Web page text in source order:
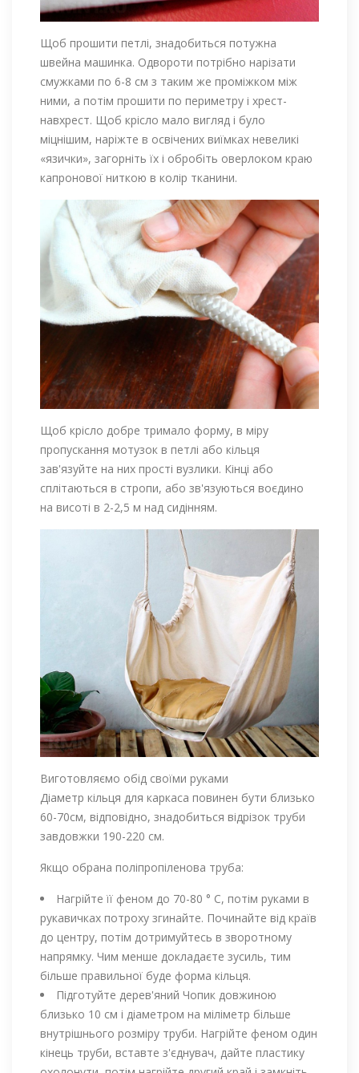
Щоб прошити петлі, знадобиться потужна
швейна машинка. Одвороти потрібно нарізати
смужками по 6-8 см з таким же проміжком між
ними, а потім прошити по периметру і хрест-
навхрест. Щоб крісло мало вигляд і було
міцнішим, наріжте в освічених виїмках невеликі
«язички», загорніть їх і обробіть оверлоком краю
капронової ниткою в колір тканини.
Щоб крісло добре тримало форму, в міру
пропускання мотузок в петлі або кільця
зав'язуйте на них прості вузлики. Кінці або
сплітаються в стропи, або зв'язуються воєдино
на висоті в 2-2,5 м над сидінням.
Виготовляємо обід своїми руками
Діаметр кільця для каркаса повинен бути близько
60-70см, відповідно, знадобиться відрізок труби
завдовжки 190-220 см.
Якщо обрана поліпропіленова труба:
Нагрійте її феном до 70-80 ° С, потім руками в
рукавичках потроху згинайте. Починайте від країв
до центру, потім дотримуйтесь в зворотному
напрямку. Чим менше докладаєте зусиль, тим
більше правильної буде форма кільця.
Підготуйте дерев'яний Чопик довжиною
близько 10 см і діаметром на міліметр більше
внутрішнього розміру труби. Нагрійте феном один
кінець труби, вставте з'єднувач, дайте пластику